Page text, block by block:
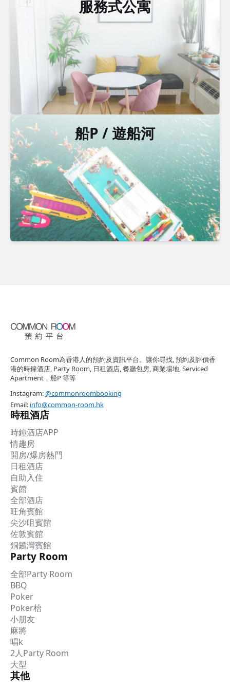
服務式公寓
船P / 遊船河
Common Room為香港人的預約及資訊平台。讓你尋找, 預約及評價香
港的時鐘酒店, Party Room, 日租酒店, 餐廳包房, 商業場地, Serviced
Apartment，船P 等等
Instagram:@commonroombooking
Email: info@common-room.hk
時租酒店
時鐘酒店APP
情趣房
開房/爆房熱門
日租酒店
自助入住
賓館
全部酒店
旺角賓館
尖沙咀賓館
佐敦賓館
銅鑼灣賓館
Party Room
全部Party Room
BBQ
Poker
Poker枱
小朋友
麻將
唱k
2人Party Room
大型
其他